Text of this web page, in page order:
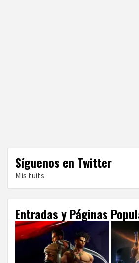
Síguenos en Twitter
Mis tuits
Entradas y Páginas